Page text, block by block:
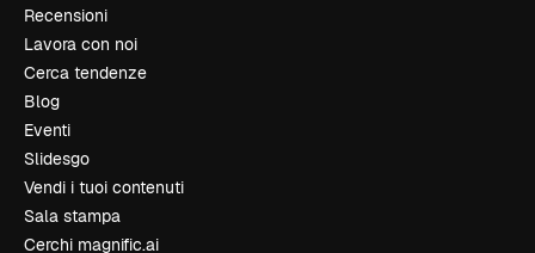
Recensioni
Lavora con noi
Cerca tendenze
Blog
Eventi
Slidesgo
Vendi i tuoi contenuti
Sala stampa
Cerchi magnific.ai